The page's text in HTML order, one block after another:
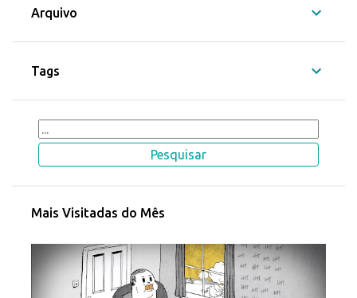
Arquivo
Tags
Mais Visitadas do Mês